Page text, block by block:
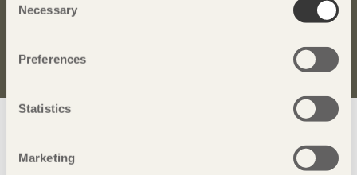
Selection
Necessary
Preferences
Statistics
Marketing
seminarier och Svenskt Träs nyhetsbrev
Trä